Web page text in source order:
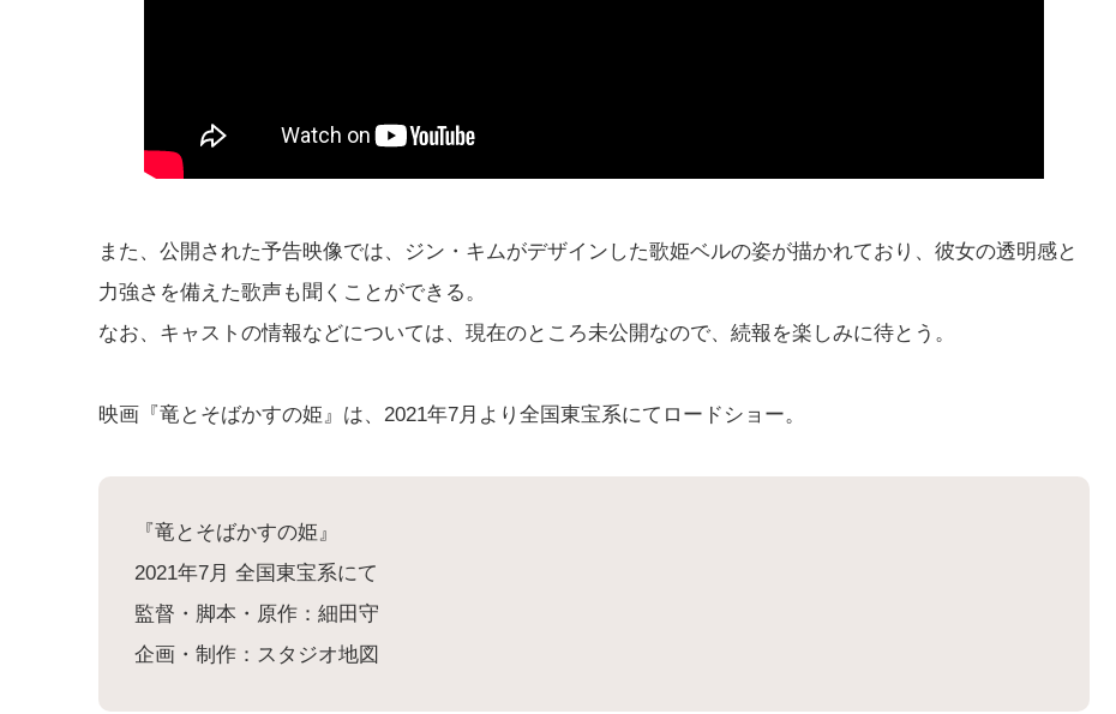
また、公開された予告映像では、ジン・キムがデザインした歌姫ベルの姿が描かれており、彼女の透明感と
力強さを備えた歌声も聞くことができる。
なお、キャストの情報などについては、現在のところ未公開なので、続報を楽しみに待とう。
映画『竜とそばかすの姫』は、2021年7月より全国東宝系にてロードショー。
『竜とそばかすの姫』
2021年7月 全国東宝系にて
監督・脚本・原作：細田守
企画・制作：スタジオ地図